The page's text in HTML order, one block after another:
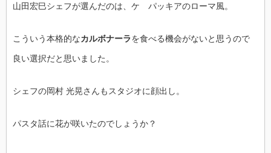
山田宏巳シェフが選んだのは、ケ パッキアのローマ風。
こういう本格的なカルボナーラを食べる機会がないと思うので
良い選択だと思いました。
シェフの岡村 光晃さんもスタジオに顔出し。
パスタ話に花が咲いたのでしょうか？